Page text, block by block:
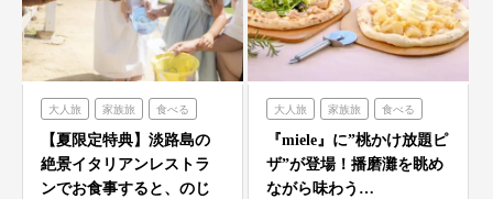
大人旅 家族旅 食べる
体験する のじまスコーラ
【夏限定特典】淡路島の
絶景イタリアンレストラ
ンでお食事すると、のじ
大人旅 家族旅 食べる
体験する ミエレ
『miele』に”桃かけ放題ピ
ザ”が登場！播磨灘を眺め
ながら味わう…